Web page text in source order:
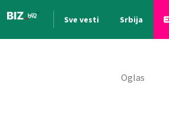
Sve vesti Srbija